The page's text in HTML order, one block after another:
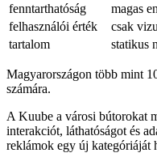
fenntarthatóság
magas
felhasználói érték
csak
tartalom
statikus
Magyarországon több mint
számára.
A Kuube a városi bútorokat
interakciót, láthatóságot és
reklámok egy új kategóriáját